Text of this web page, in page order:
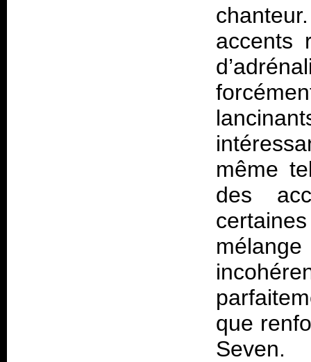
accents
même
des
que
Seven.